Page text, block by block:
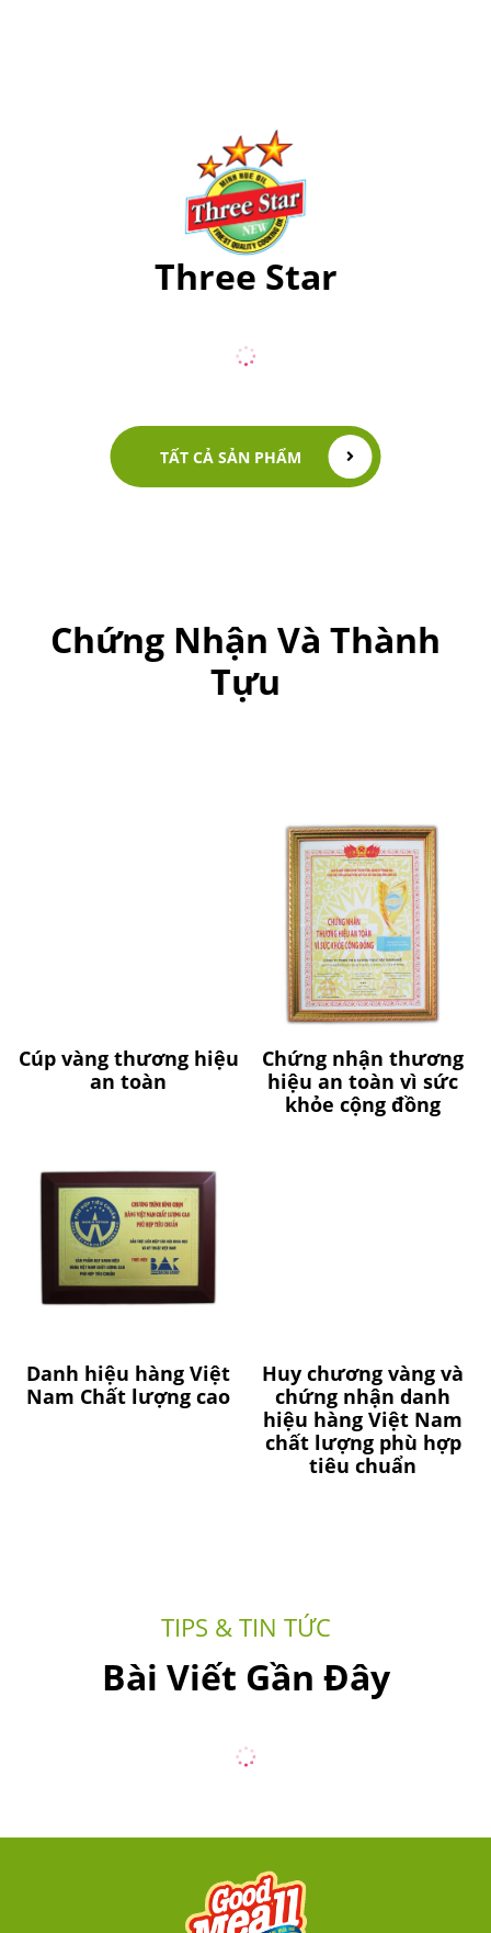
Three Star
TẤT CẢ SẢN PHẨM
Chứng Nhận Và Thành
Tựu
Cúp vàng thương hiệu
an toàn
Chứng nhận thương
hiệu an toàn vì sức
khỏe cộng đồng
Danh hiệu hàng Việt
Nam Chất lượng cao
Huy chương vàng và
chứng nhận danh
hiệu hàng Việt Nam
chất lượng phù hợp
tiêu chuẩn
TIPS & TIN TỨC
Bài Viết Gần Đây